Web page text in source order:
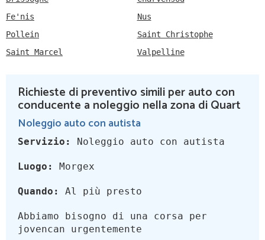
Fe'nis
Nus
Pollein
Saint Christophe
Saint Marcel
Valpelline
Richieste di preventivo simili per auto con
conducente a noleggio nella zona di Quart
Noleggio auto con autista
Servizio: Noleggio auto con autista
Luogo: Morgex
Quando: Al più presto
Abbiamo bisogno di una corsa per
jovencan urgentemente